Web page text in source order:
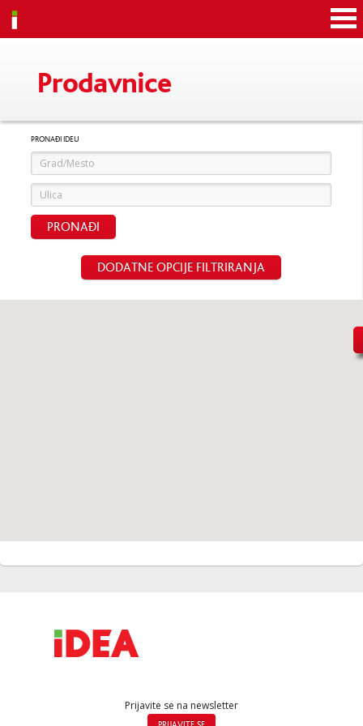
Prodavnice
PRONAĐI IDEU
PRONAĐI
DODATNE OPCIJE FILTRIRANJA
Prijavite se na newsletter